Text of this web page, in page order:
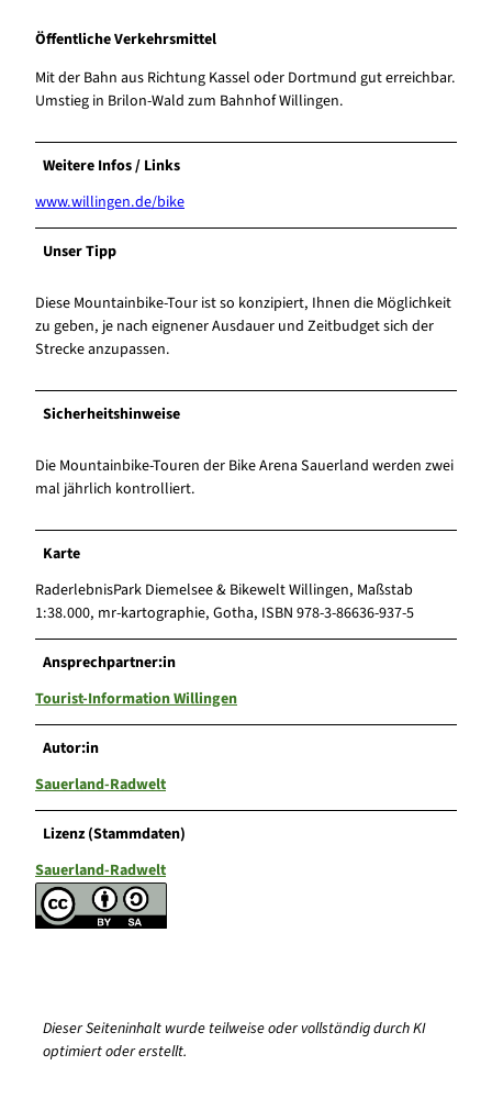
Öffentliche Verkehrsmittel
Mit der Bahn aus Richtung Kassel oder Dortmund gut erreichbar.
Umstieg in Brilon-Wald zum Bahnhof Willingen.
Weitere Infos / Links
www.willingen.de/bike
Unser Tipp
Diese Mountainbike-Tour ist so konzipiert, Ihnen die Möglichkeit
zu geben, je nach eignener Ausdauer und Zeitbudget sich der
Strecke anzupassen.
Sicherheitshinweise
Die Mountainbike-Touren der Bike Arena Sauerland werden zwei
mal jährlich kontrolliert.
Karte
RaderlebnisPark Diemelsee & Bikewelt Willingen, Maßstab
1:38.000, mr-kartographie, Gotha, ISBN 978-3-86636-937-5
Ansprechpartner:in
Tourist-Information Willingen
Autor:in
Sauerland-Radwelt
Lizenz (Stammdaten)
Sauerland-Radwelt
Dieser Seiteninhalt wurde teilweise oder vollständig durch KI
optimiert oder erstellt.